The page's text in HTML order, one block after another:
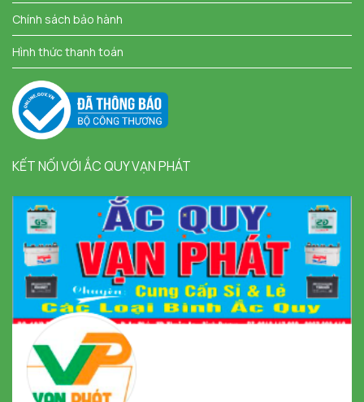
Chính sách bảo hành
Hình thức thanh toán
KẾT NỐI VỚI ẮC QUY VẠN PHÁT